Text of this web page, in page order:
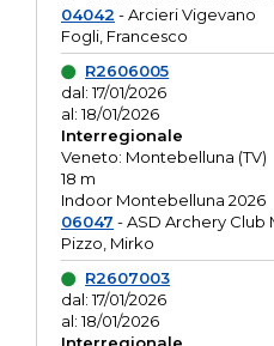
04042 - Arcieri Vigevano
Fogli, Francesco
R2606005
dal: 17/01/2026
al: 18/01/2026
Interregionale
Veneto: Montebelluna (TV)
18 m
Indoor Montebelluna 2026
06047 - ASD Archery Club
Pizzo, Mirko
R2607003
dal: 17/01/2026
al: 18/01/2026